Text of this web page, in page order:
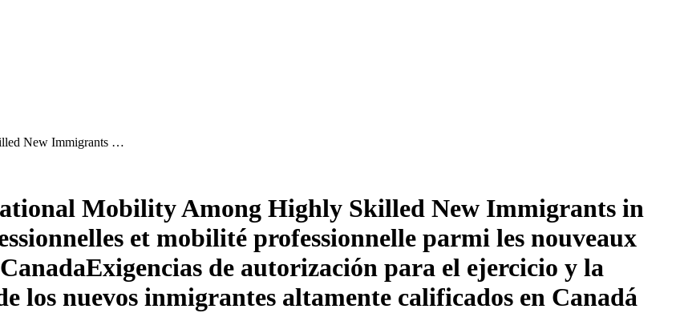
New Immigrants …
Mobility Among Highly Skilled New Immigrants in
et mobilité professionnelle parmi les nouveaux
Exigencias de autorización para el ejercicio y la
los nuevos inmigrantes altamente calificados en Canadá